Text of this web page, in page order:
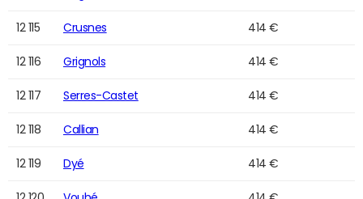
12 115 Crusnes 414 €
12 116 Grignols 414 €
12 117 Serres-Castet 414 €
12 118 Callian 414 €
12 119 Dyé 414 €